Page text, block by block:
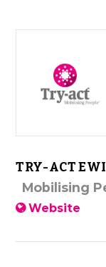
TRY-ACT
Mobilising
Website